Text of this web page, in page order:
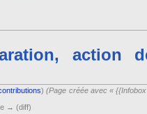
action
) (Page créée avec «
→ (diff)